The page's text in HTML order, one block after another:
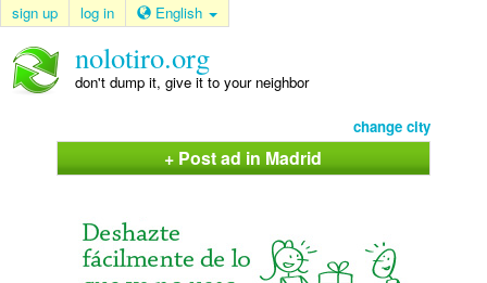
sign up log in English
nolotiro.org
don't dump it, give it to your neighbor
change city
+ Post ad in Madrid